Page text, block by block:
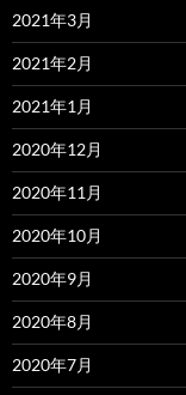
2021年3月
2021年2月
2021年1月
2020年12月
2020年11月
2020年10月
2020年9月
2020年8月
2020年7月